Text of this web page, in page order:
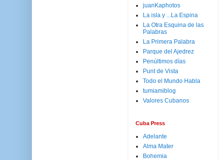
juanKaphotos
La isla y ...La Espina
La Otra Esquina de las
Palabras
La Primera Palabra
Parque del Ajedrez
Penúltimos días
Punt de Vista
Todo el Mundo Habla
tumiamiblog
Valores Cubanos
Cuba Press
Adelante
Alma Mater
Bohemia